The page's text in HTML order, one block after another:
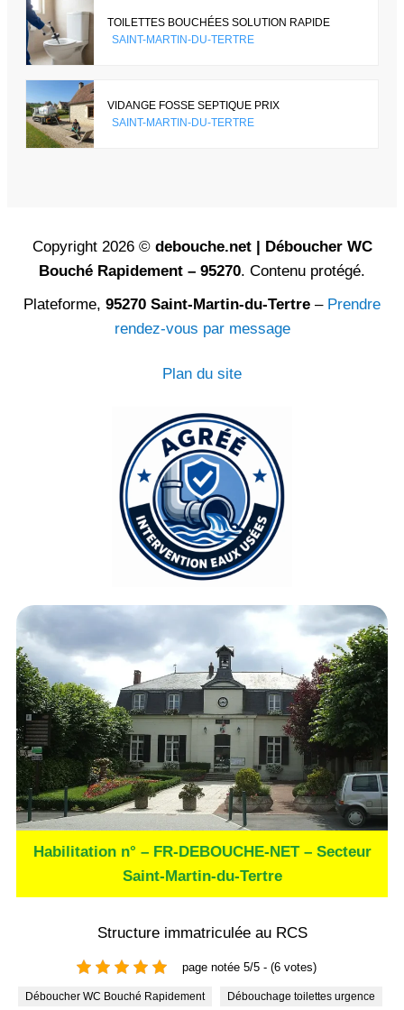
TOILETTES BOUCHÉES SOLUTION RAPIDE
SAINT-MARTIN-DU-TERTRE
VIDANGE FOSSE SEPTIQUE PRIX
SAINT-MARTIN-DU-TERTRE
Copyright 2026 © debouche.net | Déboucher WC
Bouché Rapidement – 95270. Contenu protégé.
Plateforme, 95270 Saint-Martin-du-Tertre – Prendre
rendez-vous par message
Plan du site
Habilitation n° – FR-DEBOUCHE-NET – Secteur
Saint-Martin-du-Tertre
Structure immatriculée au RCS
page notée 5/5 - (6 votes)
Déboucher WC Bouché Rapidement Débouchage toilettes urgence